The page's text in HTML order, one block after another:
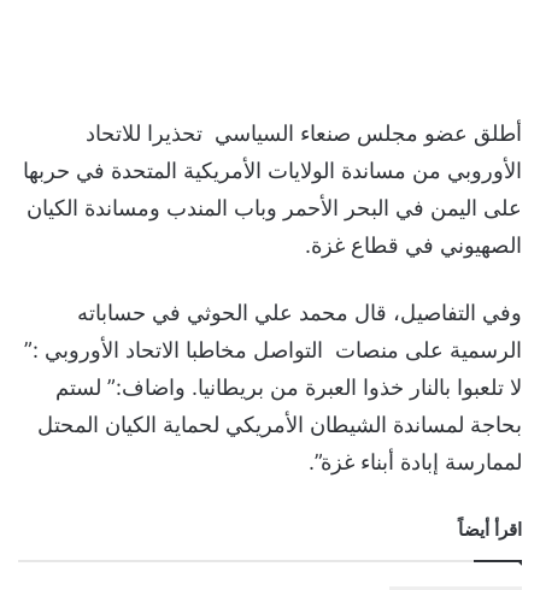
أطلق عضو مجلس صنعاء السياسي تحذيرا للاتحاد
الأوروبي من مساندة الولايات الأمريكية المتحدة في حربها
على اليمن في البحر الأحمر وباب المندب ومساندة الكيان
الصهيوني في قطاع غزة.
وفي التفاصيل، قال محمد علي الحوثي في حساباته
الرسمية على منصات التواصل مخاطبا الاتحاد الأوروبي :”
لا تلعبوا بالنار خذوا العبرة من بريطانيا. واضاف:” لستم
بحاجة لمساندة الشيطان الأمريكي لحماية الكيان المحتل
لممارسة إبادة أبناء غزة”.
اقرأ أيضاً